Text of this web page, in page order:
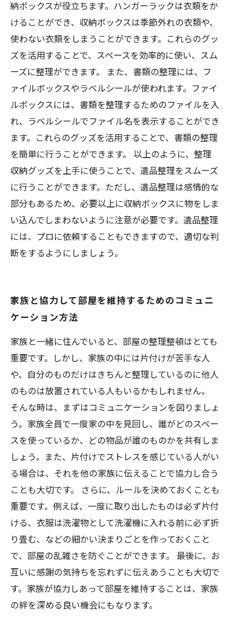
納ボックスが役立ちます。ハンガーラックは衣類をか
けることができ、収納ボックスは季節外れの衣類や、
使わない衣類をしまうことができます。これらのグッ
ズを活用することで、スペースを効率的に使い、スム
ーズに整理ができます。 また、書類の整理には、フ
ァイルボックスやラベルシールが使われます。ファイ
ルボックスには、書類を整理するためのファイルを入
れ、ラベルシールでファイル名を表示することができ
ます。これらのグッズを活用することで、書類の整理
を簡単に行うことができます。 以上のように、整理
収納グッズを上手に使うことで、遺品整理をスムーズ
に行うことができます。ただし、遺品整理は感情的な
部分もあるため、必要以上に収納ボックスに物をしま
い込んでしまわないように注意が必要です。遺品整理
には、プロに依頼することもできますので、適切な判
断をするようにしましょう。
家族と協力して部屋を維持するためのコミュニ
ケーション方法
家族と一緒に住んでいると、部屋の整理整頓はとても
重要です。しかし、家族の中には片付けが苦手な人
や、自分のものだけはきちんと整理しているのに他人
のものは放置されている人もいるかもしれません。
そんな時は、まずはコミュニケーションを図りましょ
う。家族全員で一度家の中を見回し、誰がどのスペー
スを使っているか、どの物品が誰のものかを共有しま
しょう。また、片付けでストレスを感じている人がい
る場合は、それを他の家族に伝えることで協力し合う
ことも大切です。 さらに、ルールを決めておくことも
重要です。例えば、一度に取り出したものは必ず片付
ける、衣服は洗濯物として洗濯機に入れる前に必ず折
り畳む、などの細かい決まりごとを作っておくこと
で、部屋の乱雑さを防ぐことができます。 最後に、お
互いに感謝の気持ちを忘れずに伝えあうことも大切で
す。家族が協力しあって部屋を維持することは、家族
の絆を深める良い機会にもなります。